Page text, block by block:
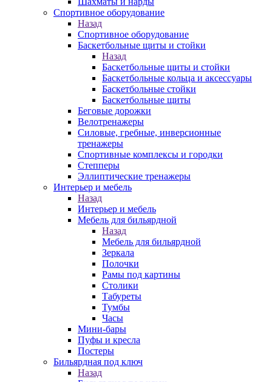
Спортивное оборудование
Назад
Спортивное оборудование
Баскетбольные щиты и стойки
Назад
Баскетбольные щиты и стойки
Баскетбольные кольца и аксессуары
Баскетбольные стойки
Баскетбольные щиты
Беговые дорожки
Велотренажеры
Силовые, гребные, инверсионные
тренажеры
Спортивные комплексы и городки
Степперы
Эллиптические тренажеры
Интерьер и мебель
Назад
Интерьер и мебель
Мебель для бильярдной
Назад
Мебель для бильярдной
Зеркала
Полочки
Рамы под картины
Столики
Табуреты
Тумбы
Часы
Мини-бары
Пуфы и кресла
Постеры
Бильярдная под ключ
Назад